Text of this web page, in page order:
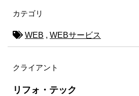
カテゴリ
WEB , WEBサービス
クライアント
リフォ・テック